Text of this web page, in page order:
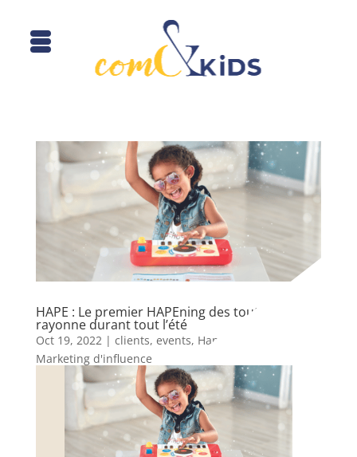
HAPE : Le premier HAPEning des tout-petits
rayonne durant tout l’été
Oct 19, 2022| clients, events, Hape
Marketing d'influence